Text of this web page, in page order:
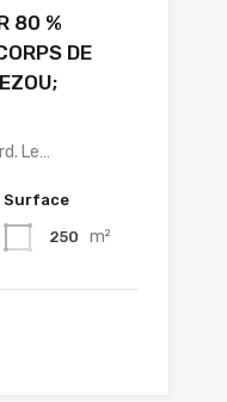
80 %
DE
Le…
Surface
250 m²